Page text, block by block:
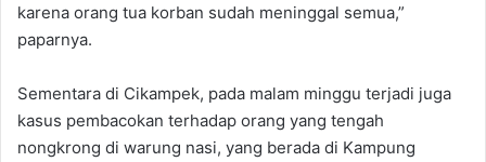
karena orang tua korban sudah meninggal semua,”
paparnya.
Sementara di Cikampek, pada malam minggu terjadi juga
kasus pembacokan terhadap orang yang tengah
nongkrong di warung nasi, yang berada di Kampung